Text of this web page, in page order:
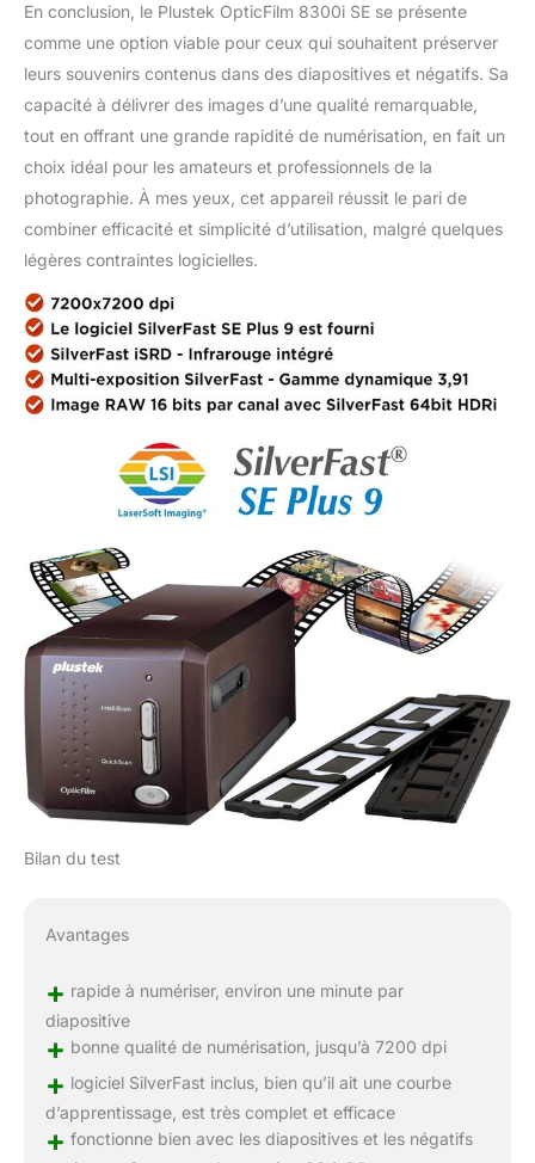
En conclusion, le Plustek OpticFilm 8300i SE se présente
comme une option viable pour ceux qui souhaitent préserver
leurs souvenirs contenus dans des diapositives et négatifs. Sa
capacité à délivrer des images d’une qualité remarquable,
tout en offrant une grande rapidité de numérisation, en fait un
choix idéal pour les amateurs et professionnels de la
photographie. À mes yeux, cet appareil réussit le pari de
combiner efficacité et simplicité d’utilisation, malgré quelques
légères contraintes logicielles.
Bilan du test
Avantages
+ rapide à numériser, environ une minute par
diapositive
+ bonne qualité de numérisation, jusqu’à 7200 dpi
+ logiciel SilverFast inclus, bien qu’il ait une courbe
d’apprentissage, est très complet et efficace
+ fonctionne bien avec les diapositives et les négatifs